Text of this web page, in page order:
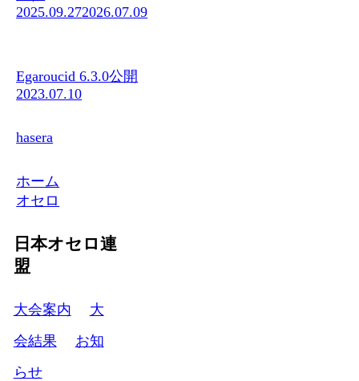
2025.09.272026.07.09
Egaroucid 6.3.0公開
2023.07.10
hasera
ホーム
オセロ
日本オセロ連
盟
大会案内
大
会結果
お知
らせ